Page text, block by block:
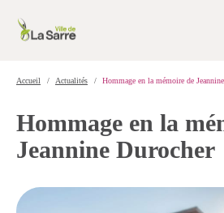
Accueil Actualités Hommage en la mémoire de
Hommage en la
Jeannine Durocher